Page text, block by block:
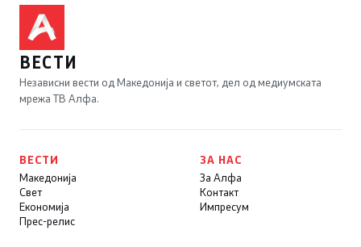
ВЕСТИ
Независни вести од Македонија и светот, дел од медиумската
мрежа ТВ Алфа.
ВЕСТИ
Македонија
Свет
Економија
Прес-релис
ЗА НАС
За Алфа
Контакт
Импресум